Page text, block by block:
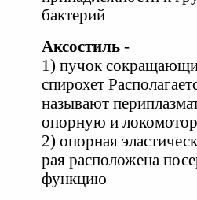
бактерий
Аксостиль -
1) пучок
спирохет
называют
опорную и
2) опорная
рая расположена
функцию